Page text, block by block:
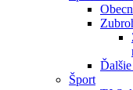
Šport